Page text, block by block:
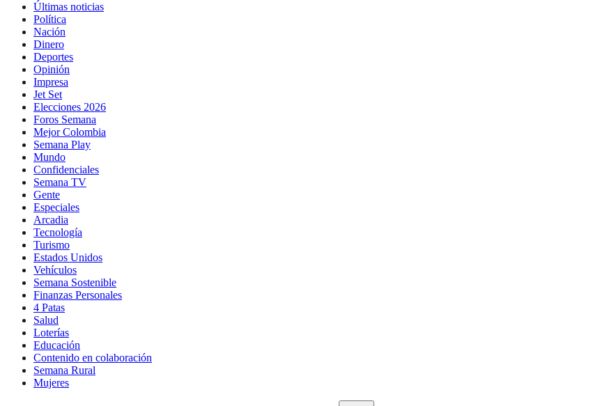
Últimas noticias
Política
Nación
Dinero
Deportes
Opinión
Impresa
Jet Set
Elecciones 2026
Foros Semana
Mejor Colombia
Semana Play
Mundo
Confidenciales
Semana TV
Gente
Especiales
Arcadia
Tecnología
Turismo
Estados Unidos
Vehículos
Semana Sostenible
Finanzas Personales
4 Patas
Salud
Loterías
Educación
Contenido en colaboración
Semana Rural
Mujeres